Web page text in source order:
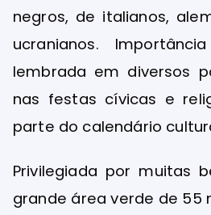
negros, de italianos,
ucranianos.
lembrada em diversos
nas festas cívicas e
parte do calendário
Privilegiada por muitas
grande área verde de 55